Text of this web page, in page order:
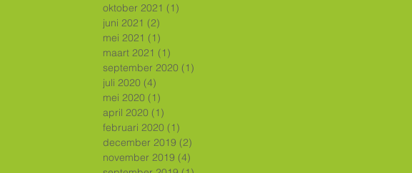
oktober 2021 (1)
juni 2021 (2)
mei 2021 (1)
maart 2021 (1)
september 2020 (1)
juli 2020 (4)
mei 2020 (1)
april 2020 (1)
februari 2020 (1)
december 2019 (2)
november 2019 (4)